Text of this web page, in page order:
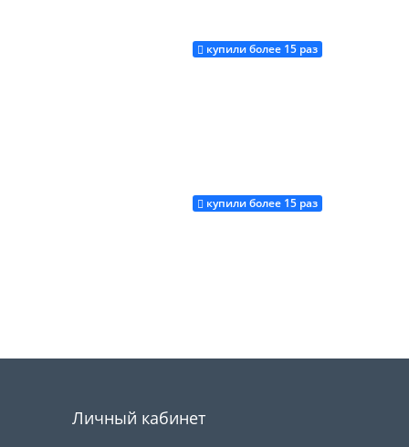
Купить
купили более 15 раз
Купить
купили более 15 раз
Купить
Личный кабинет